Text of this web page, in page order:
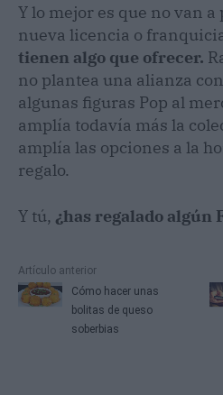
Y lo mejor es que no van a
nueva licencia o
tienen algo que ofrecer.
no plantea una alianza
algunas figuras Pop al
amplía todavía más la
amplía las opciones a la
regalo.
Y tú, ¿has regalado algún
Artículo anterior
Cómo hacer unas
bolitas de queso
soberbias